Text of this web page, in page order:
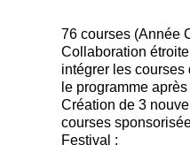
76 courses (Année
Collaboration
intégrer les
le programme
Création de 3
courses
Festival :